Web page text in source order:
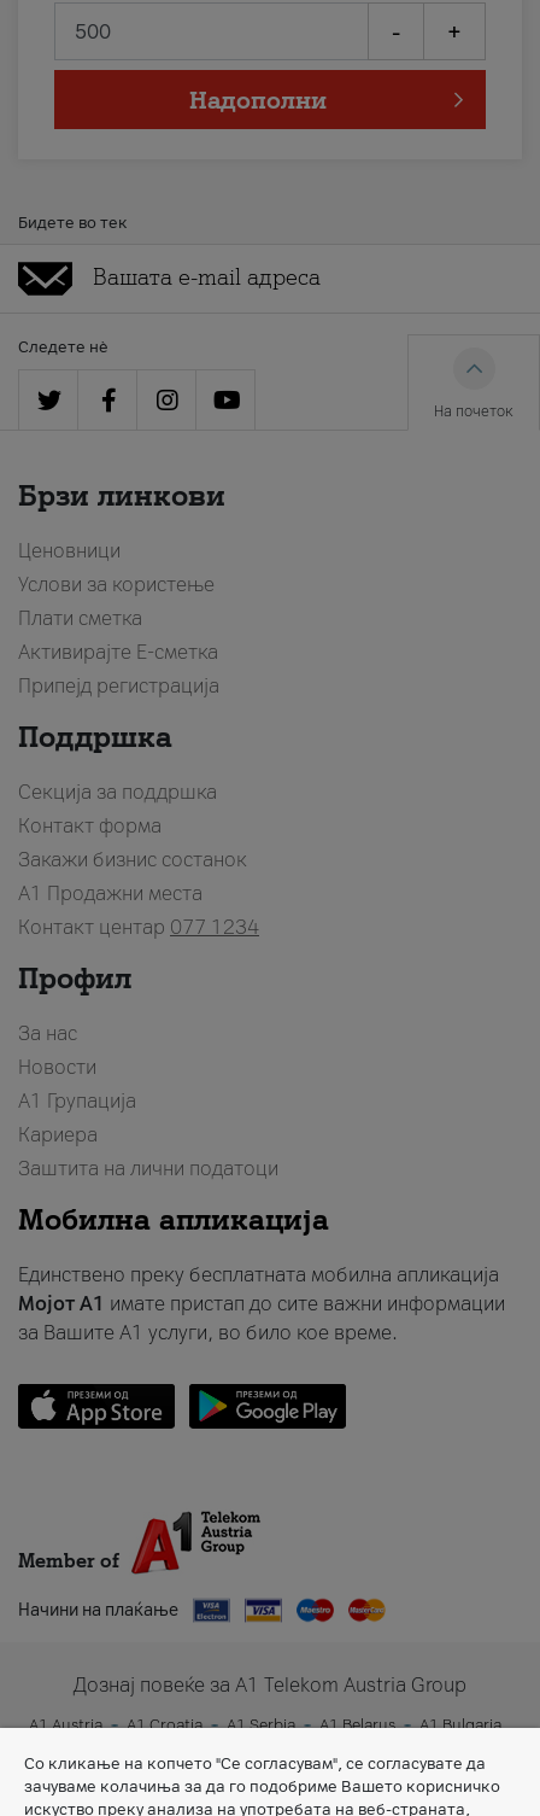
- +
Надополни
Бидете во тек
Следете нè
На почеток
Брзи линкови
Ценовници
Услови за користење
Плати сметка
Активирајте Е-сметка
Припејд регистрација
Поддршка
Секција за поддршка
Контакт форма
Закажи бизнис состанок
A1 Продажни места
Контакт центар 077 1234
Профил
За нас
Новости
А1 Групација
Кариера
Заштита на лични податоци
Мобилна апликација
Единствено преку бесплатната мобилна апликација
Мојот A1 имате пристап до сите важни информации
за Вашите A1 услуги, во било кое време.
Member of
Начини на плаќање
Дознај повеќе за A1 Telekom Austria Group
A1 Austria A1 Croatia A1 Serbia A1 Belarus
A1 Bulgaria
Со кликање на копчето "Се согласувам", се согласувате да
зачуваме колачиња за да го подобриме Вашето корисничко
искуство преку анализа на употребата на веб-страната,